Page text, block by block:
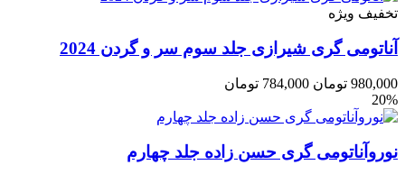
تخفیف ویژه
آناتومی گری شیرازی جلد سوم سر و گردن 2024
980,000 تومان 784,000 تومان
20%
نوروآناتومی گری حسن زاده جلد چهارم